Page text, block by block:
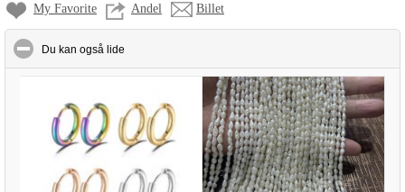
My Favorite Andel Billet
Du kan også lide